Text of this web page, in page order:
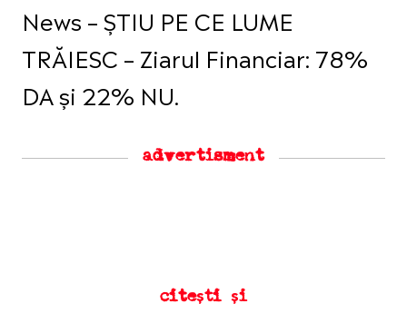
News – ȘTIU PE CE LUME
TRĂIESC – Ziarul Financiar: 78%
DA și 22% NU.
advertisment
citești și